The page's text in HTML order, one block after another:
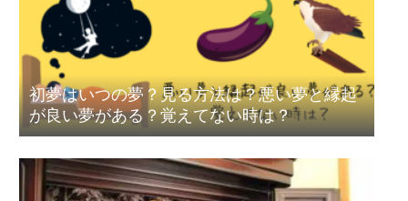
初夢はいつの夢？見る方法は？悪い夢と縁起
が良い夢がある？覚えてない時は？